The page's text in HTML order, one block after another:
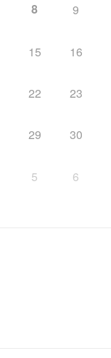
8 9
15 16
22 23
29 30
5 6